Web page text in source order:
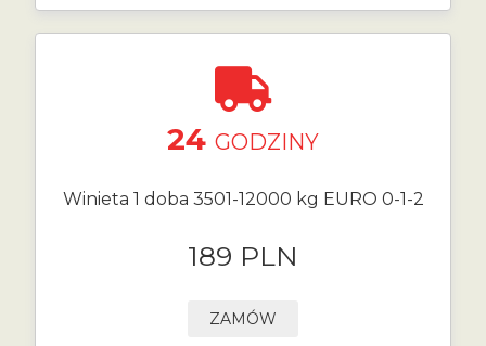
24 GODZINY
Winieta 1 doba 3501-12000 kg EURO 0-1-2
189 PLN
ZAMÓW